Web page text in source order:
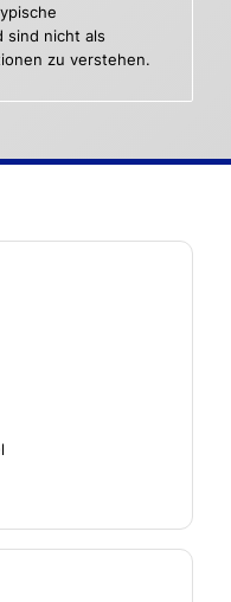
sind nicht als
zu verstehen.